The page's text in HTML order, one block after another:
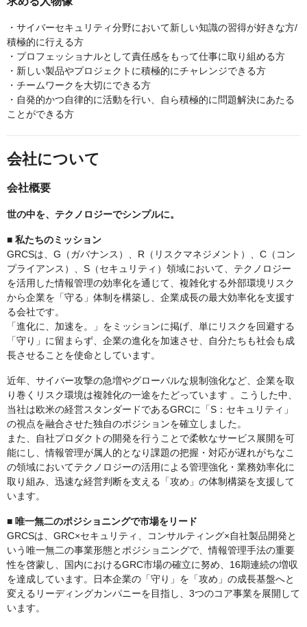
・サイバーセキュリティ分野において新しい知識の習得が好きな方/
積極的に行える方
・プロフェッショナルとして責任感をもって仕事に取り組める方
・新しい製品やプロジェクトに積極的にチャレンジできる方
・チームワークを大切にできる方
・自発的かつ自律的に活動を行い、自ら積極的に問題解決にあたる
ことができる方
会社について
会社概要
世の中を、テクノロジーでシンプルに。
■ 私たちのミッション
GRCSは、G（ガバナンス）、R（リスクマネジメント）、C（コン
プライアンス）、S（セキュリティ）領域において、テクノロジー
を活用した情報管理の効率化を通じて、複雑化する外部環境リスク
から企業を「守る」体制を構築し、企業成長の最大効率化を支援す
る会社です。
「進化に、加速を。」をミッションに掲げ、単にリスクを回避する
「守り」に留まらず、企業の進化を加速させ、自分たちも社会も成
長させることを使命としています。
近年、サイバー攻撃の急増やグローバルな規制強化など、企業を取
り巻くリスク環境は複雑化の一途をたどっています 。こうした中、
当社は欧米の経営スタンダードであるGRCに「S：セキュリティ」
の視点を融合させた独自のポジションを確立しました。
また、自社プロダクトの開発を行うことで柔軟なサービス展開を可
能にし、情報管理が属人的となり課題の把握・対応が遅れがちなこ
の領域においてテクノロジーの活用による管理強化・業務効率化に
取り組み、迅速な経営判断を支える「攻め」の体制構築を支援して
います。
■ 唯一無二のポジショニングで市場をリード
GRCSは、GRC×セキュリティ、コンサルティング×自社製品開発と
いう唯一無二の事業形態とポジショニングで、情報管理手法の重要
性を啓蒙し、国内におけるGRC市場の確立に努め、16期連続の増収
を達成しています。日本企業の「守り」を「攻め」の成長基盤へと
変えるリーディングカンパニーを目指し、3つのコア事業を展開して
います。